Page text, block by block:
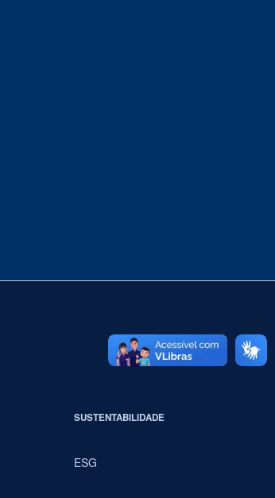
SUSTENTABILIDADE
ESG